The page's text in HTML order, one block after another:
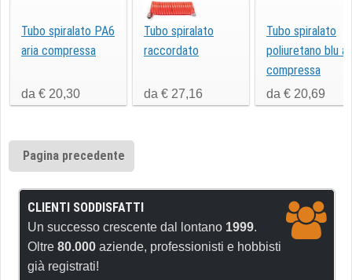
Tubo spiralato PA6
aria compressa
da € 20,30
Tubo spiralato
raccordato
da € 27,16
Tubo spiralato
poliuretano blu
compressa
da € 20,69
Pagina precedente
CLIENTI SODDISFATTI
Un successo crescente dal lontano 1999.
Oltre 80.000 aziende, professionisti e hobbisti
già registrati!